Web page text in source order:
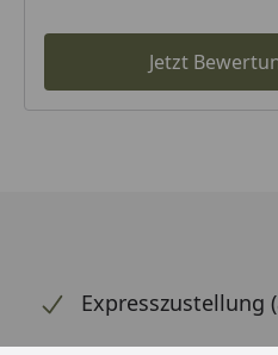
Jetzt
Expresszustellung